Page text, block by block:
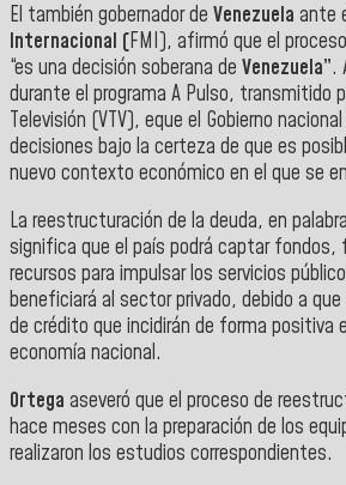
El también gobernador de Venezuela ante
Internacional (FMI), afirmó que el
“es una decisión soberana de Venezuela”.
durante el programa A Pulso, transmitido
Televisión (VTV), eque el Gobierno
decisiones bajo la certeza de que es
nuevo contexto económico en el que se
La reestructuración de la deuda, en
significa que el país podrá captar
recursos para impulsar los servicios
beneficiará al sector privado, debido a
de crédito que incidirán de forma positiva
economía nacional.
Ortega aseveró que el proceso de
hace meses con la preparación de los
realizaron los estudios correspondientes.